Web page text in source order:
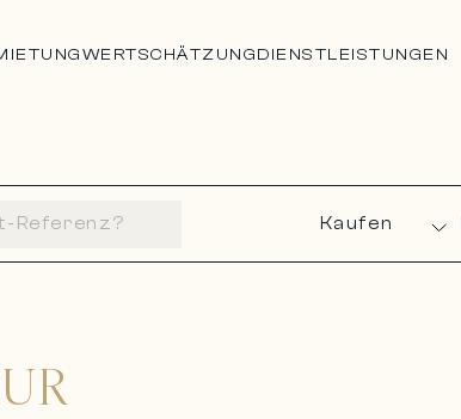
WERTSCHÄTZUNGDIENSTLEISTUNGEN